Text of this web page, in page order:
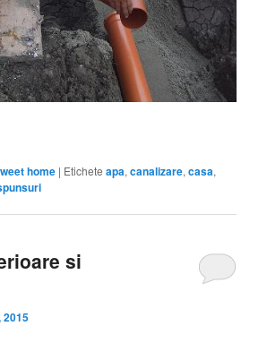
home | Etichete apa,canalizare,casa,
si
2015